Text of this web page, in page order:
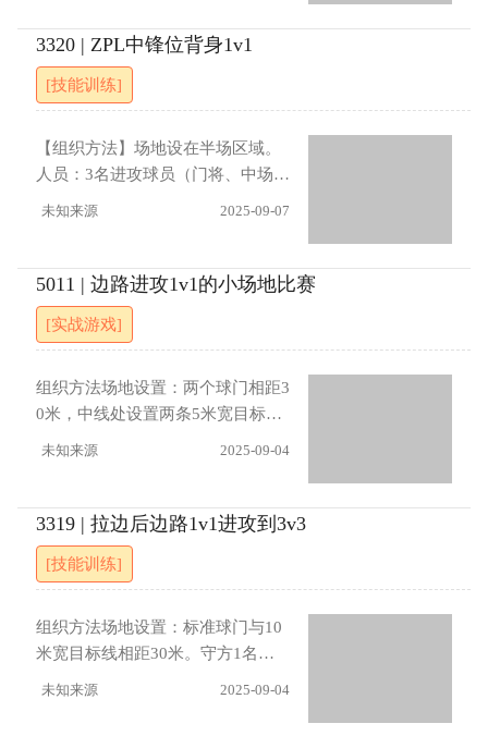
线路，寻找反击机会。进展：进攻
队员遇阻可将球传给跟进同伴，由
同伴进行1v1（限1次）
能进入场内。规则与限制：防守方
必须人盯人，只能盯防自己对手；
球门区域内的球员仅可参与接应和
支援，但不得射门。边线外球员只
能作支点使用，不得进入场内。防
守方断球后可以立即组织反击。
点创造传球线路，提高进攻选择。
度，禁止轻易漏人。【进展】球门
内的球员仅能参与2次触球边线外的
球员仅能一次接应必须在规定时间
内完成射门
3320 | ZPL中锋位背身1v1
[技能训练]
【组织方法】场地设在半场区域。
人员：3名进攻球员（门将、中场、
前锋）和3名防守球员（中卫+2名
身1v1对抗。若中卫断球，则立即
传给防守方中场球员，由该球员与
两名进攻中场进行1v2尝试突破并
过中线即视为胜利。【指导要点】
进攻前锋要利用背身的第一触球
（不能停在脚下），结合假动作与
保持紧跟紧贴，核心目标是不让前
边路球员，形成3v3局面，扩大进
攻选择面。2.扩展到5v5（所有队员
参与），完整模拟半场攻防。3.若
防守抢断成功，则立即发动反击，
允许更多队员参与转换。4.控球触
球限制：进攻中场只能2脚传球，加
未知来源 2025-09-07
5011 | 边路进攻1v1的小场地比赛
[实战游戏]
组织方法场地设置：两个球门相距3
0米，中线处设置两条5米宽目标
线。两队各3人，每队1名边锋在对
起，前锋接球后形成1v1进攻。防
守方断球后，门将和第一防守人控
球，目标传球越过目标线（1分）发
起反击（2分）。指导要点进攻 ：
传球队员观察边锋跑位，精准传球
越过目标线；边锋接球后快速决
队员保持合理距离准备二次进攻防
未知来源 2025-09-04
3319 | 拉边后边路1v1进攻到3v3
[技能训练]
组织方法场地设置：标准球门与10
米宽目标线相距30米。守方1名守
门员，攻方1名中场队员站在目标
未知来源 2025-09-04